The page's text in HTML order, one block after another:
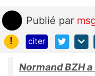
Publié par
!
citer
Normand BZH